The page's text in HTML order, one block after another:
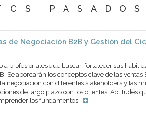
de Negociación B2B y Gestión del
a profesionales que buscan fortalecer sus
Se abordarán los conceptos clave de las ventas
negociación con diferentes stakeholders y las
de largo plazo con los clientes. Aptitudes
los fundamentos…